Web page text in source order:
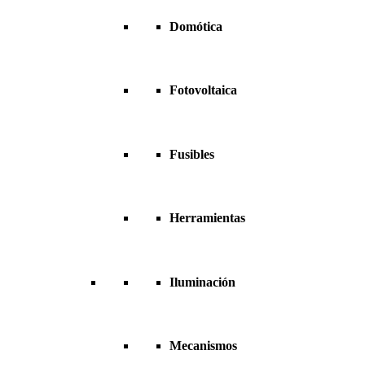
Domótica
Fotovoltaica
Fusibles
Herramientas
Iluminación
Mecanismos